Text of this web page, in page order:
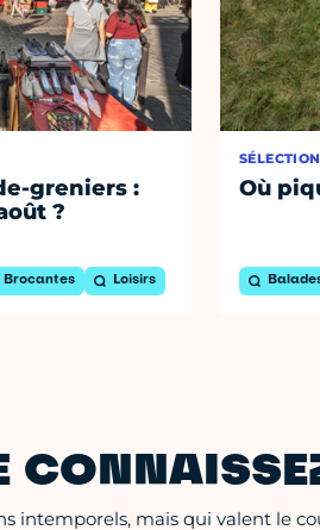
greniers :
?
Brocantes Loisirs
SÉLECTION
Où
intemporels, mais qui valent le